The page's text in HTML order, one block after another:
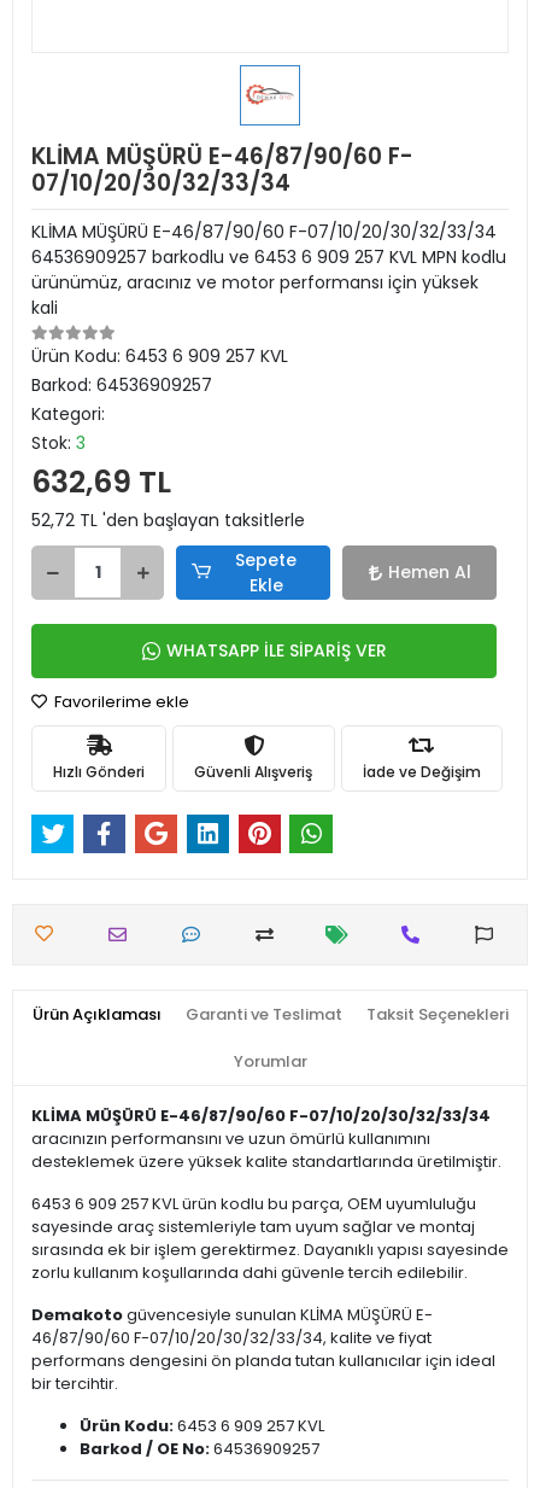
KLİMA MÜŞÜRÜ E-46/87/90/60 F-
07/10/20/30/32/33/34
KLİMA MÜŞÜRÜ E-46/87/90/60 F-07/10/20/30/32/33/34
64536909257 barkodlu ve 6453 6 909 257 KVL MPN kodlu
ürünümüz, aracınız ve motor performansı için yüksek
kali
Ürün Kodu: 6453 6 909 257 KVL
Barkod: 64536909257
Kategori:
Stok: 3
632,69 TL
52,72 TL 'den başlayan taksitlerle
Sepete
Ekle
Hemen Al
WHATSAPP İLE SİPARİŞ VER
Favorilerime ekle
Hızlı Gönderi Güvenli Alışveriş İade ve Değişim
Ürün Açıklaması Garanti ve Teslimat Taksit Seçenekleri
Yorumlar
KLİMA MÜŞÜRÜ E-46/87/90/60 F-07/10/20/30/32/33/34
aracınızın performansını ve uzun ömürlü kullanımını
desteklemek üzere yüksek kalite standartlarında üretilmiştir.
6453 6 909 257 KVL ürün kodlu bu parça, OEM uyumluluğu
sayesinde araç sistemleriyle tam uyum sağlar ve montaj
sırasında ek bir işlem gerektirmez. Dayanıklı yapısı sayesinde
zorlu kullanım koşullarında dahi güvenle tercih edilebilir.
Demakotogüvencesiyle sunulan KLİMA MÜŞÜRÜ E-
46/87/90/60 F-07/10/20/30/32/33/34, kalite ve fiyat
performans dengesini ön planda tutan kullanıcılar için ideal
bir tercihtir.
Ürün Kodu:6453 6 909 257 KVL
Barkod / OE No:64536909257